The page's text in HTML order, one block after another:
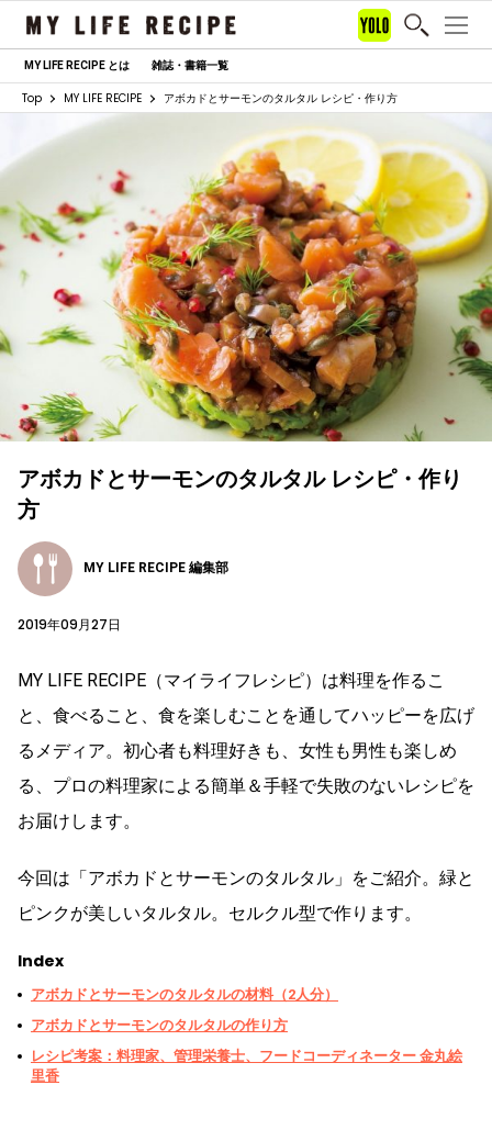
MY LIFE RECIPE とは 雑誌・書籍一覧
Top MY LIFE RECIPE アボカドとサーモンのタルタル レシピ・作り方
アボカドとサーモンのタルタル レシピ・作り
方
MY LIFE RECIPE 編集部
2019年09月27日
MY LIFE RECIPE（マイライフレシピ）は料理を作るこ
と、食べること、食を楽しむことを通してハッピーを広げ
るメディア。初心者も料理好きも、女性も男性も楽しめ
る、プロの料理家による簡単＆手軽で失敗のないレシピを
お届けします。
今回は「アボカドとサーモンのタルタル」をご紹介。緑と
ピンクが美しいタルタル。セルクル型で作ります。
Index
アボカドとサーモンのタルタルの材料（2人分）
アボカドとサーモンのタルタルの作り方
レシピ考案：料理家、管理栄養士、フードコーディネーター 金丸絵
里香